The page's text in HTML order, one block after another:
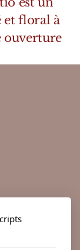
et floral à
ouverture